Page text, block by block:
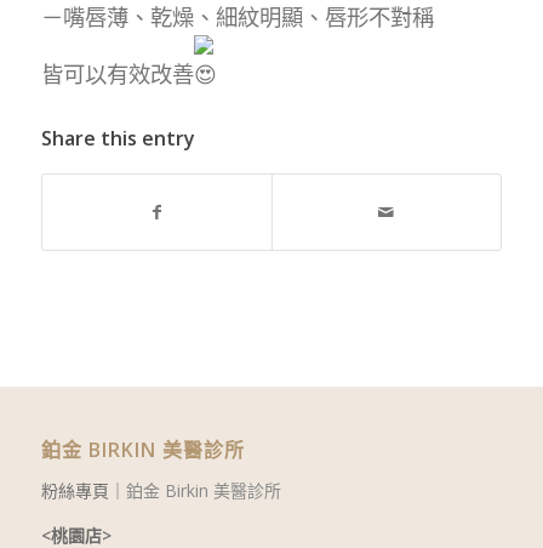
－嘴唇薄、乾燥、細紋明顯、唇形不對稱
皆可以有效改善
Share this entry
鉑金 BIRKIN 美醫診所
粉絲專頁｜ 鉑金 Birkin 美醫診所
<桃園店>